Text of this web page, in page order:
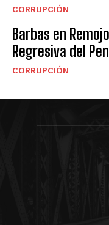
CORRUPCIÓN
Barbas en
Regresiva del
CORRUPCIÓN